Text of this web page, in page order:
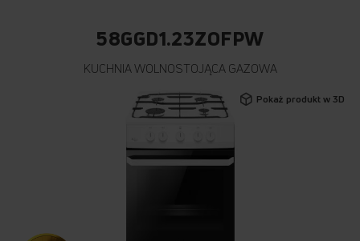
58GGD1.23ZOFPW
KUCHNIA WOLNOSTOJĄCA GAZOWA
Pokaż produkt w 3D